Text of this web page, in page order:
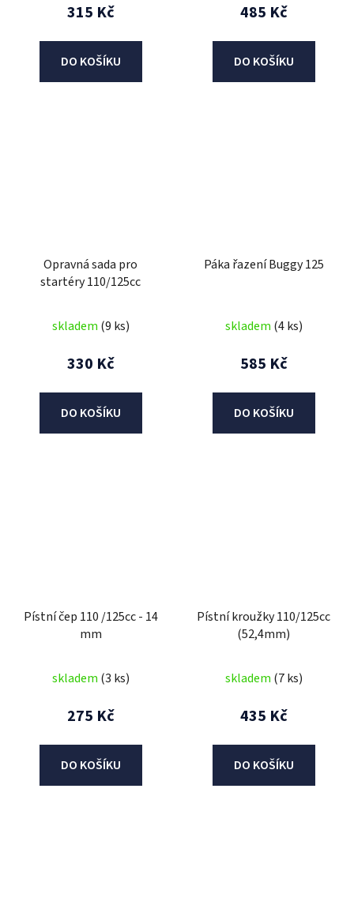
315 Kč
DO KOŠÍKU
485 Kč
DO KOŠÍKU
Opravná sada pro
startéry 110/125cc
skladem (9 ks)
330 Kč
DO KOŠÍKU
Páka řazení Buggy 125
skladem (4 ks)
585 Kč
DO KOŠÍKU
Pístní čep 110 /125cc - 14
mm
skladem (3 ks)
275 Kč
DO KOŠÍKU
Pístní kroužky 110/125cc
(52,4mm)
skladem (7 ks)
435 Kč
DO KOŠÍKU